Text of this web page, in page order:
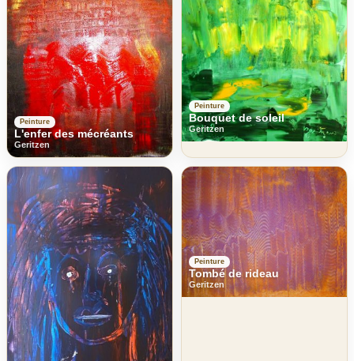
Peinture
L'enfer des mécréants
Geritzen
Peinture
Bouquet de soleil
Geritzen
Peinture
Tombé de rideau
Geritzen